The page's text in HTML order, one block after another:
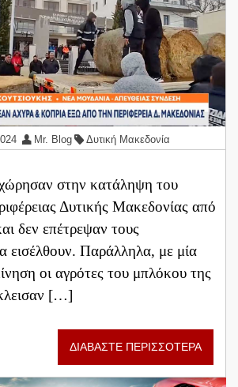
Mr. Blog Δυτική Μακεδονία
στην κατάληψη του
Δυτικής Μακεδονίας από
δεν επέτρεψαν τους
εισέλθουν. Παράλληλα, με μία
οι αγρότες του μπλόκου της
[…]
ΔΙΑΒΑΣΤΕ ΠΕΡΙΣΣΟΤΕΡΑ